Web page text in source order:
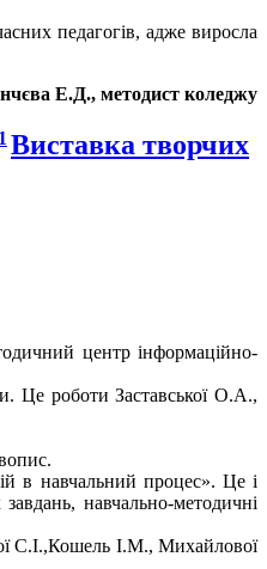
педагогів, адже виросла
Е.Д., методист коледжу
Виставка творчих
центр інформаційно-
Це роботи Заставської О.А.,
в навчальний процес». Це і
навчально-методичні
С.І.,Кошель І.М., Михайлової